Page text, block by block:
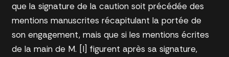
que la signature de la caution soit précédée des
mentions manuscrites récapitulant la portée de
son engagement, mais que si les mentions écrites
de la main de M. [I] figurent après sa signature,